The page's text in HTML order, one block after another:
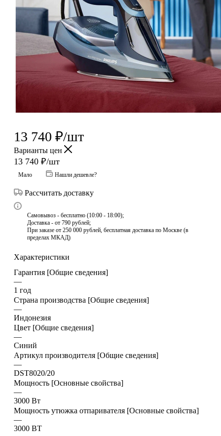
13 740 ₽/шт
Варианты цен
13 740 ₽/шт
Мало Нашли дешевле?
Рассчитать доставку
Самовывоз - бесплатно (10:00 - 18:00);
Доставка - от 790 рублей;
При заказе от 250 000 рублей, бесплатная доставка по Москве (в
пределах МКАД)
Характеристики
Гарантия [Общие сведения]
—
1 год
Страна производства [Общие сведения]
—
Индонезия
Цвет [Общие сведения]
—
Синий
Артикул производителя [Общие сведения]
—
DST8020/20
Мощность [Основные свойства]
—
3000 Вт
Мощность утюжка отпаривателя [Основные свойства]
—
3000 ВТ